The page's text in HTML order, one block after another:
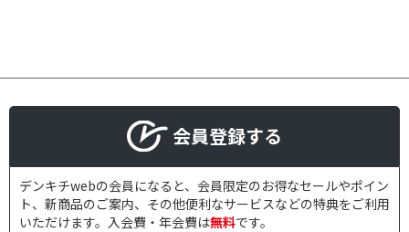
会員登録する
デンキチwebの会員になると、会員限定のお得なセールやポイン
ト、新商品のご案内、その他便利なサービスなどの特典をご利用
いただけます。入会費・年会費は無料です。